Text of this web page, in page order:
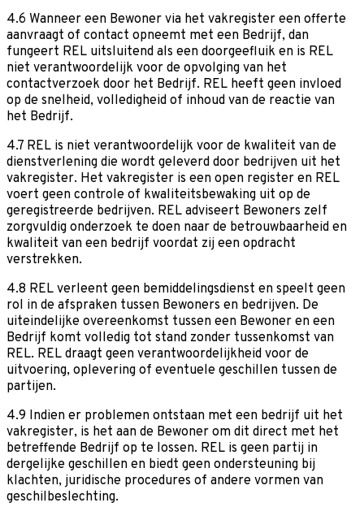
4.6 Wanneer een Bewoner via het vakregister een offerte
aanvraagt of contact opneemt met een Bedrijf, dan
fungeert REL uitsluitend als een doorgeefluik en is REL
niet verantwoordelijk voor de opvolging van het
contactverzoek door het Bedrijf. REL heeft geen invloed
op de snelheid, volledigheid of inhoud van de reactie van
het Bedrijf.
4.7 REL is niet verantwoordelijk voor de kwaliteit van de
dienstverlening die wordt geleverd door bedrijven uit het
vakregister. Het vakregister is een open register en REL
voert geen controle of kwaliteitsbewaking uit op de
geregistreerde bedrijven. REL adviseert Bewoners zelf
zorgvuldig onderzoek te doen naar de betrouwbaarheid en
kwaliteit van een bedrijf voordat zij een opdracht
verstrekken.
4.8 REL verleent geen bemiddelingsdienst en speelt geen
rol in de afspraken tussen Bewoners en bedrijven. De
uiteindelijke overeenkomst tussen een Bewoner en een
Bedrijf komt volledig tot stand zonder tussenkomst van
REL. REL draagt geen verantwoordelijkheid voor de
uitvoering, oplevering of eventuele geschillen tussen de
partijen.
4.9 Indien er problemen ontstaan met een bedrijf uit het
vakregister, is het aan de Bewoner om dit direct met het
betreffende Bedrijf op te lossen. REL is geen partij in
dergelijke geschillen en biedt geen ondersteuning bij
klachten, juridische procedures of andere vormen van
geschilbeslechting.